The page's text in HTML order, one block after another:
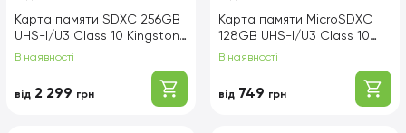
Карта памяти SDXC 256GB
UHS-I/U3 Class 10 Kingston
Canvas Go! Plus
В наявності
від 2 299 грн
Карта памяти MicroSDXC
128GB UHS-I/U3 Class 10
Kingston Canvas Go! Plus
R200/W200MB/s + SD-
адаптер (SDCG4/128GB)
В наявності
від 749 грн